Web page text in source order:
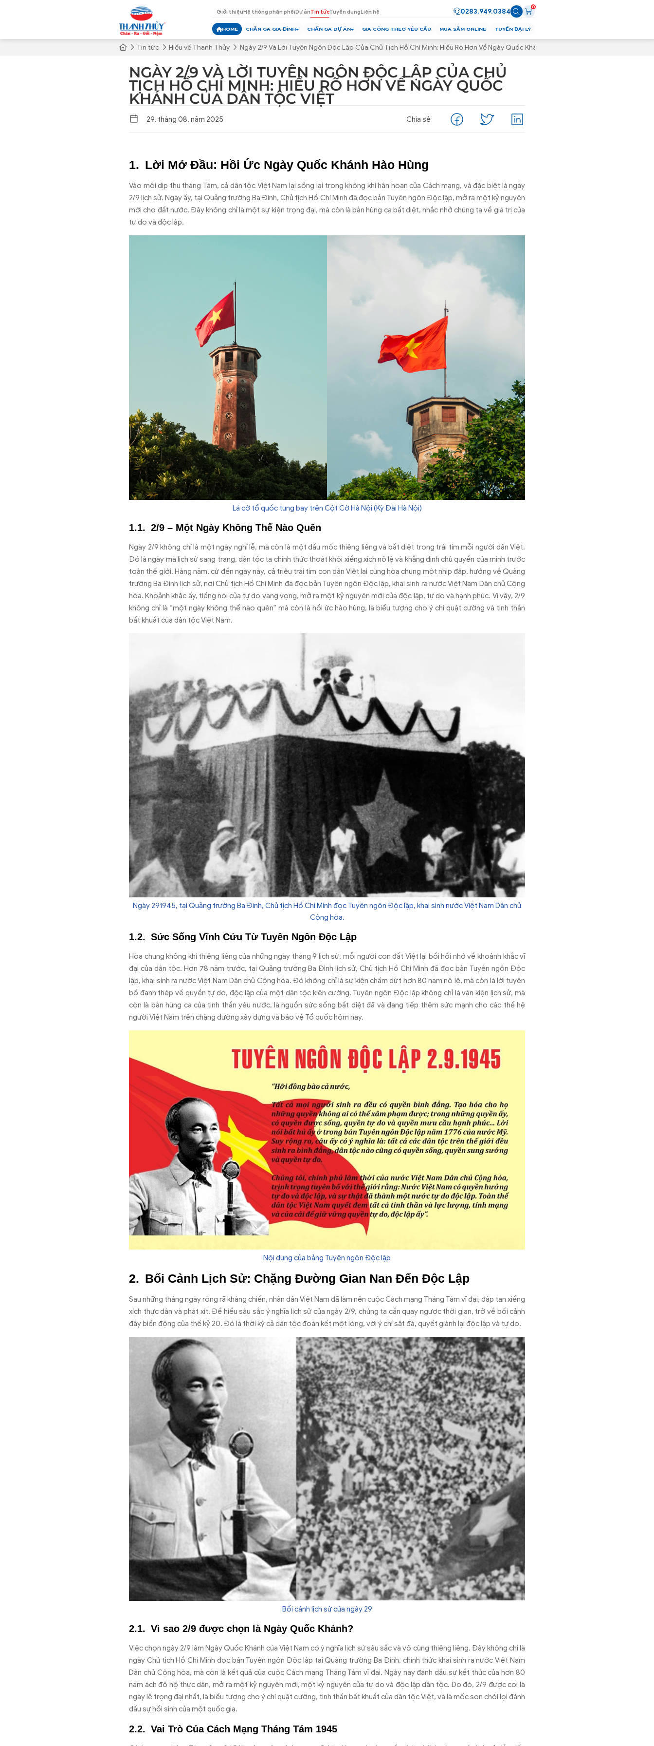
Giới thiệuHệ thống phân phốiDự ánTin tứcTuyển dụngLiên hệ 0283.949.0384
0
HOME CHĂN GA GIA ĐÌNH CHĂN GA DỰ ÁN GIA CÔNG THEO YÊU CẦU MUA SẮM ONLINE TUYỂN ĐẠI LÝ
Tin tức Hiểu về Thanh Thủy Ngày 2/9 Và Lời Tuyên Ngôn Độc Lập Của Chủ Tịch Hồ Chí Minh: Hiểu Rõ Hơn Về Ngày Quốc Khánh Của Dân Tộc Việt
NGÀY 2/9 VÀ LỜI TUYÊN NGÔN ĐỘC LẬP CỦA CHỦ
TỊCH HỒ CHÍ MINH: HIỂU RÕ HƠN VỀ NGÀY QUỐC
KHÁNH CỦA DÂN TỘC VIỆT
29, tháng 08, năm 2025 Chia sẻ
Lời Mở Đầu: Hồi Ức Ngày Quốc Khánh Hào Hùng
Vào mỗi dịp thu tháng Tám, cả dân tộc Việt Nam lại sống lại trong không khí hân hoan của Cách mạng, vàđặc biệt là ngày
2/9 lịch sử. Ngàyấy, tại Quảng trường Ba Đình, Chủ tịch Hồ Chí Minh đã đọc bản Tuyên ngôn Độc lập, mở ra một kỷ nguyên
mới cho đất nước. Đây không chỉ là một sự kiện trọng đại, mà còn là bản hùng ca bất diệt, nhắc nhở chúng ta về giá trị của
tự do và độc lập.
Lá cờ tổ quốc tung bay trên Cột Cờ Hà Nội (Kỳ Đài Hà Nội)
2/9 – Một Ngày Không Thể Nào Quên
Ngày 2/9 không chỉ là một ngày nghỉ lễ, mà còn là một dấu mốc thiêng liêng và bất diệt trong trái tim mỗi người dân Việt.
Đó là ngày mà lịch sử sang trang, dân tộc ta chính thức thoát khỏi xiềng xích nô lệ và khẳng định chủ quyền của mình trước
toàn thế giới. Hàng năm, cứ đến ngày này, cả triệu trái tim con dân Việt lại cùng hòa chung một nhịpđập, hướng về Quảng
trường Ba Đình lịch sử, nơi Chủ tịch Hồ Chí Minh đã đọc bản Tuyên ngôn Độc lập, khai sinh ra nước Việt Nam Dân chủ Cộng
hòa. Khoảnh khắc ấy, tiếng nói của tự do vang vọng, mở ra một kỷ nguyên mới củađộc lập, tự do và hạnh phúc. Vì vậy, 2/9
không chỉ là “một ngày không thể nào quên” mà còn là hồi ức hào hùng, là biểu tượng choý chí quật cường và tinh thần
bất khuất của dân tộc Việt Nam.
Ngày 291945, tại Quảng trường Ba Đình, Chủ tịch Hồ Chí Minh đọc Tuyên ngôn Độc lập, khai sinh nước Việt Nam Dân chủ
Cộng hòa.
Sức Sống Vĩnh Cửu Từ Tuyên Ngôn Độc Lập
Hòa chung không khí thiêng liêng của những ngày tháng 9 l ịch sử, mỗi người conđất Việt lại bồi hồi nhớ về khoảnh khắc vĩ
đại của dân tộc. Hơn 78 năm trước, tại Quảng trường Ba Đình l ịch sử, Chủ tịch Hồ Chí Minhđãđọc bản Tuyên ngôn Độc
lập, khai sinh ra nước Việt Nam Dân chủ Cộng hòa. Đó không chỉ là sự kiện chấm dứt hơn 80 năm nô l ệ, mà còn là l ời tuyên
bố đanh thép về quyền tự do, độc lập của một dân tộc kiên cường. Tuyên ngôn Độc lập không chỉ l à văn kiện lịch sử, mà
còn là bản hùng ca của tinh thần yêu nước, l à nguồn sức sống bất diệtđã và đang tiếp thêm sức mạnh cho các thế hệ
người Việt Nam trên chặng đường xây dựng và bảo vệ Tổ quốc hôm nay.
Nội dung của bảng Tuyên ngôn Độc lập
Bối Cảnh Lịch Sử: Chặng Đường Gian Nan Đến Độc Lập
Sau những tháng ngày ròng rã kháng chiến, nhân dân Việt Nam đã làm nên cuộc Cách mạng Tháng Tám vĩ đại, đập tan xiềng
xích thực dân và phát xít. Để hiểu sâu sắc ý nghĩa lịch sử của ngày 2/9, chúng ta cần quay ngược thời gian, trở về bối cảnh
đầy biến động của thế kỷ 20. Đó là thời kỳ cả dân tộcđoàn kết một lòng, với ý chí sắt đá, quyết giành lại độc lập và tự do.
Bối cảnh lịch sử của ngày 29
Vì sao 2/9 được chọn là Ngày Quốc Khánh?
Việc chọn ngày 2/9 làm Ngày Quốc Khánh của Việt Nam có ý nghĩa lịch sử sâu sắc và vô cùng thiêng liêng. Đây không chỉ là
ngày Chủ tịch Hồ Chí Minh đọc bản Tuyên ngôn Độc lập tại Quảng trường Ba Đình, chính thức khai sinh ra nước Việt Nam
Dân chủ Cộng hòa, mà còn là kết quả của cuộc Cách mạng Tháng Tám vĩ đại. Ngày nàyđánh dấu sự kết thúc của hơn 80
năm áchđô hộ thực dân, mở ra một kỷ nguyên mới, một kỷ nguyên của tự do và độc lập dân tộc. Dođó, 2/9 được coi là
ngày lễ trọngđại nhất, là biểu tượng choý chí quật cường, tinh thần bất khuất của dân tộc Việt, và là mốc son chói lọiđánh
dấu sự hồi sinh của một quốc gia.
Vai Trò Của Cách Mạng Tháng Tám 1945